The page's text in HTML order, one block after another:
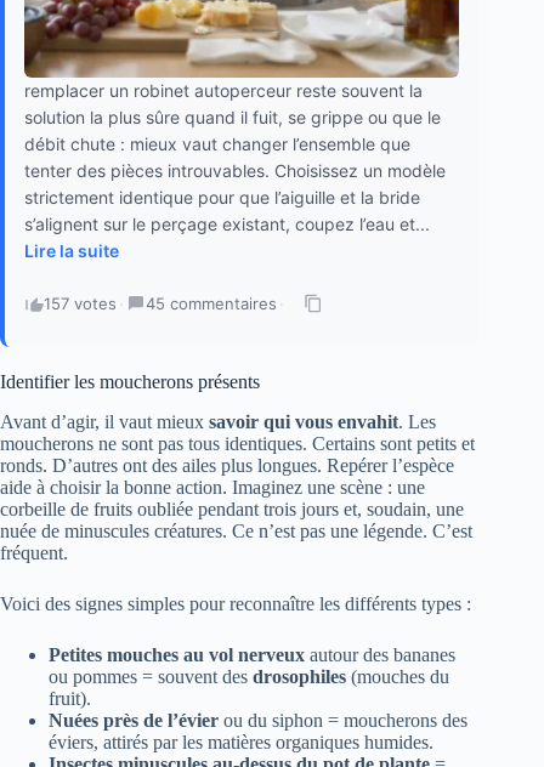
remplacer un robinet autoperceur reste souvent la
solution la plus sûre quand il fuit, se grippe ou que le
débit chute : mieux vaut changer l’ensemble que
tenter des pièces introuvables. Choisissez un modèle
strictement identique pour que l’aiguille et la bride
s’alignent sur le perçage existant, coupez l’eau et...
Lire la suite
157 votes · 45 commentaires ·
Identifier les moucherons présents
Avant d’agir, il vaut mieux savoir qui vous envahit. Les
moucherons ne sont pas tous identiques. Certains sont petits et
ronds. D’autres ont des ailes plus longues. Repérer l’espèce
aide à choisir la bonne action. Imaginez une scène : une
corbeille de fruits oubliée pendant trois jours et, soudain, une
nuée de minuscules créatures. Ce n’est pas une légende. C’est
fréquent.
Voici des signes simples pour reconnaître les différents types :
Petites mouches au vol nerveux autour des bananes
ou pommes = souvent des drosophiles (mouches du
fruit).
Nuées près de l’évier ou du siphon = moucherons des
éviers, attirés par les matières organiques humides.